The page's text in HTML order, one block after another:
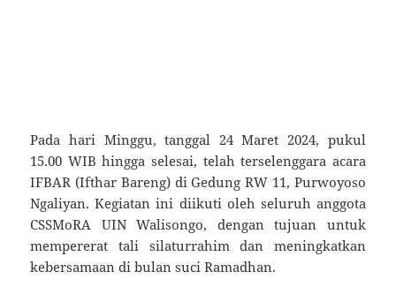
Pada hari Minggu, tanggal 24 Maret 2024, pukul
15.00 WIB hingga selesai, telah terselenggara acara
IFBAR (Ifthar Bareng) di Gedung RW 11, Purwoyoso
Ngaliyan. Kegiatan ini diikuti oleh seluruh anggota
CSSMoRA UIN Walisongo, dengan tujuan untuk
mempererat tali silaturrahim dan meningkatkan
kebersamaan di bulan suci Ramadhan.